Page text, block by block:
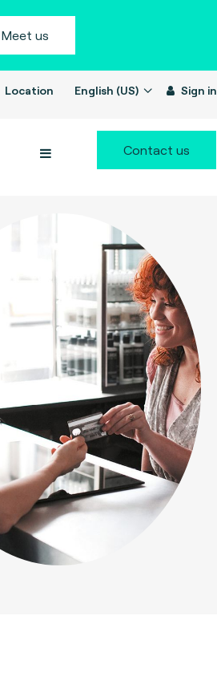
Meet us
Location English (US) Sign in
Contact us